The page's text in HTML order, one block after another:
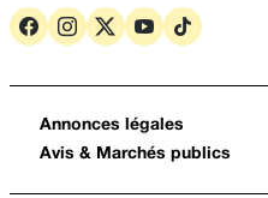
Annonces légales
Avis & Marchés publics